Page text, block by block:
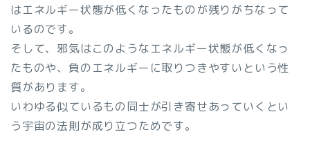
はエネルギー状態が低くなったものが残りがちなって
いるのです。
そして、邪気はこのようなエネルギー状態が低くなっ
たものや、負のエネルギーに取りつきやすいという性
質があります。
いわゆる似ているもの同士が引き寄せあっていくとい
う宇宙の法則が成り立つためです。